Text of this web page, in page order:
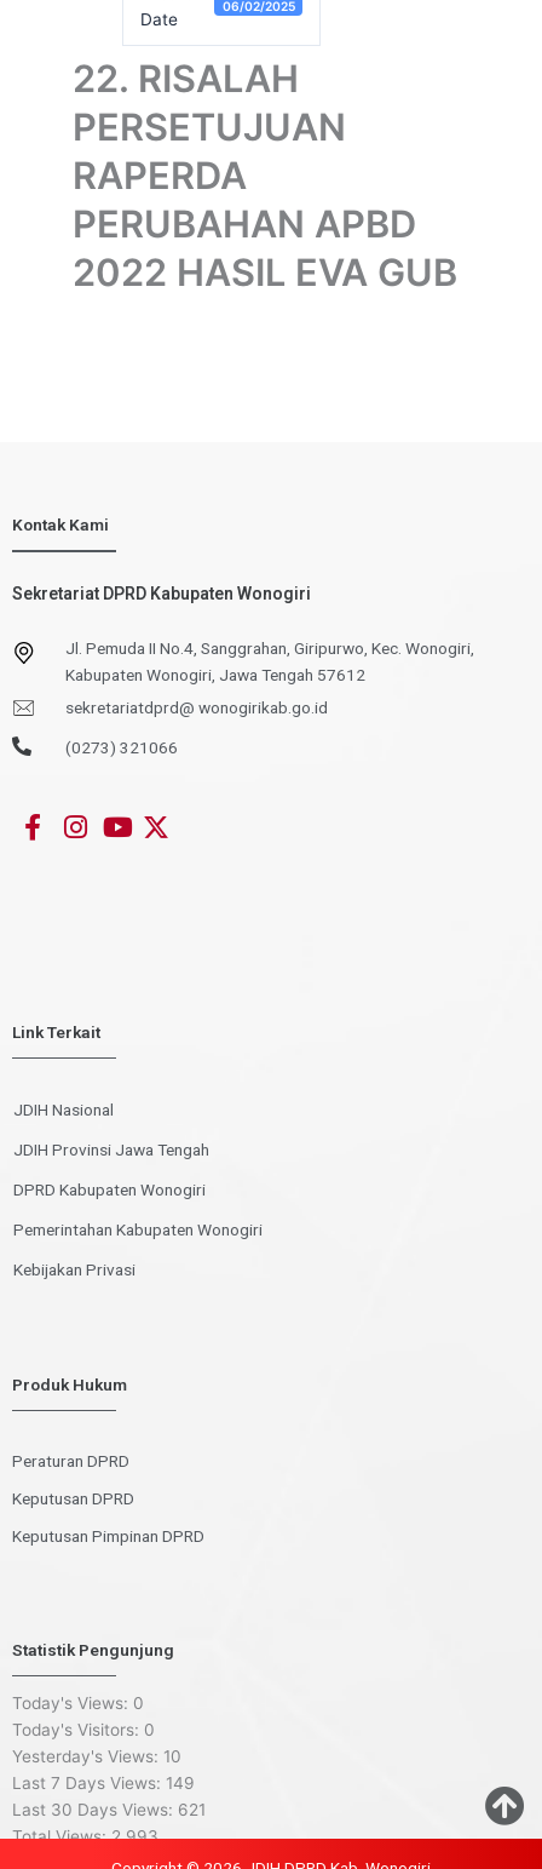
Date
06/02/2025
22. RISALAH
PERSETUJUAN
RAPERDA
PERUBAHAN APBD
2022 HASIL EVA GUB
Kontak Kami
Sekretariat DPRD Kabupaten Wonogiri
Jl. Pemuda II No.4, Sanggrahan, Giripurwo, Kec. Wonogiri,
Kabupaten Wonogiri, Jawa Tengah 57612
sekretariatdprd@ wonogirikab.go.id
(0273) 321066
Link Terkait
JDIH Nasional
JDIH Provinsi Jawa Tengah
DPRD Kabupaten Wonogiri
Pemerintahan Kabupaten Wonogiri
Kebijakan Privasi
Produk Hukum
Peraturan DPRD
Keputusan DPRD
Keputusan Pimpinan DPRD
Statistik Pengunjung
Today's Views: 0
Today's Visitors: 0
Yesterday's Views: 10
Last 7 Days Views: 149
Last 30 Days Views: 621
Total Views:2,993